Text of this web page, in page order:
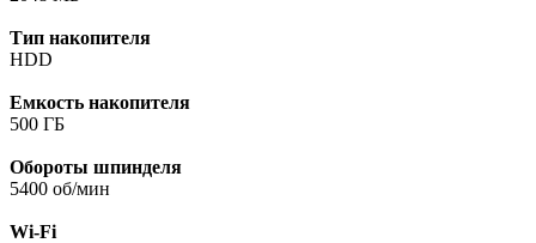
Тип накопителя
HDD
Емкость накопителя
500 ГБ
Обороты шпинделя
5400 об/мин
Wi-Fi